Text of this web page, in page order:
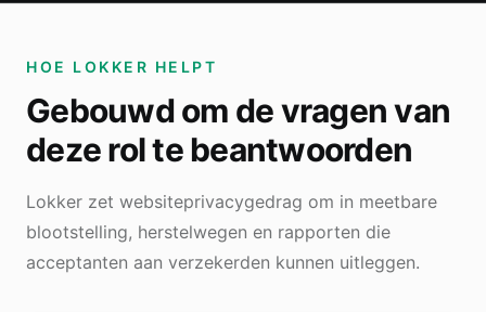
HOE LOKKER HELPT
Gebouwd om de vragen van
deze rol te beantwoorden
Lokker zet websiteprivacygedrag om in meetbare
blootstelling, herstelwegen en rapporten die
acceptanten aan verzekerden kunnen uitleggen.